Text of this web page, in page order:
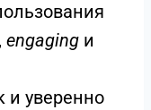
, engaging и
и уверенно